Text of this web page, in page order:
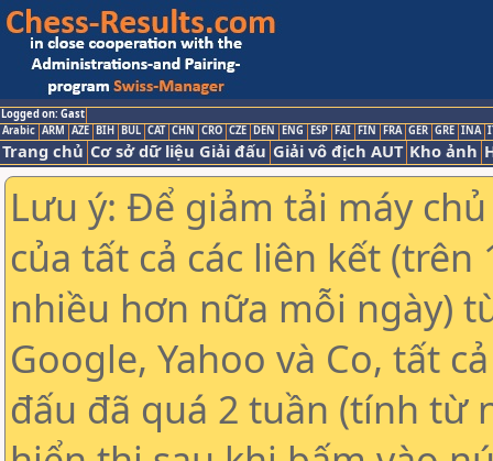
Logged on: Gast
Arabic ARM AZE BIH BUL CAT CHN CRO CZE DEN ENG ESP FAI FIN FRA GER GRE INA
Trang chủ Cơ sở dữ liệu Giải đấu Giải vô địch AUT Kho ảnh
Lưu ý: Để giảm tải máy
của tất cả các liên kết (trên
nhiều hơn nữa mỗi ngày)
Google, Yahoo và Co, tất
đấu đã quá 2 tuần (tính từ